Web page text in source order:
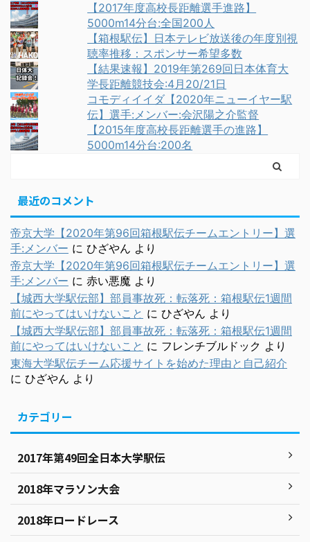
【2017年度高校長距離選手進路】
5000m14分台:全国200人
【箱根駅伝】日本テレビ放送後の年度別視
聴率推移：スポンサー希望多数
【結果速報】2019年第269回日本体育大
学長距離競技会:4月20/21日
コモディイイダ【2020年ニューイヤー駅
伝】選手:メンバー:会沢陽之介監督
【2015年度高校長距離選手の進路】
5000m14分台:200名
最近のコメント
帝京大学【2020年第96回箱根駅伝チームエントリー】選
手:メンバー に ひざやん より
帝京大学【2020年第96回箱根駅伝チームエントリー】選
手:メンバー に 赤い悪魔 より
【城西大学駅伝部】部員事故死：転落死：箱根駅伝1週間
前にやってはいけないこと に ひざやん より
【城西大学駅伝部】部員事故死：転落死：箱根駅伝1週間
前にやってはいけないこと に フレンチブルドック より
東海大学駅伝チーム応援サイトを始めた理由と自己紹介
に ひざやん より
カテゴリー
2017年第49回全日本大学駅伝
2018年マラソン大会
2018年ロードレース